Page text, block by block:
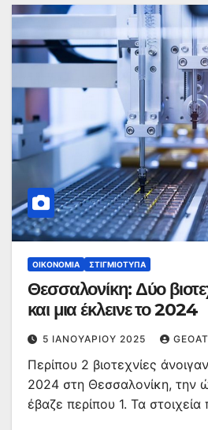
ΟΙΚΟΝΟΜΊΑ ΣΤΙΓΜΙΌΤΥΠΑ
Θεσσαλονίκη: Δύο
και μια έκλεινε το 2024
5 ΙΑΝΟΥΑΡΊΟΥ 2025
Περίπου 2 βιοτεχνίες
2024 στη Θεσσαλονίκη, την
έβαζε περίπου 1. Τα